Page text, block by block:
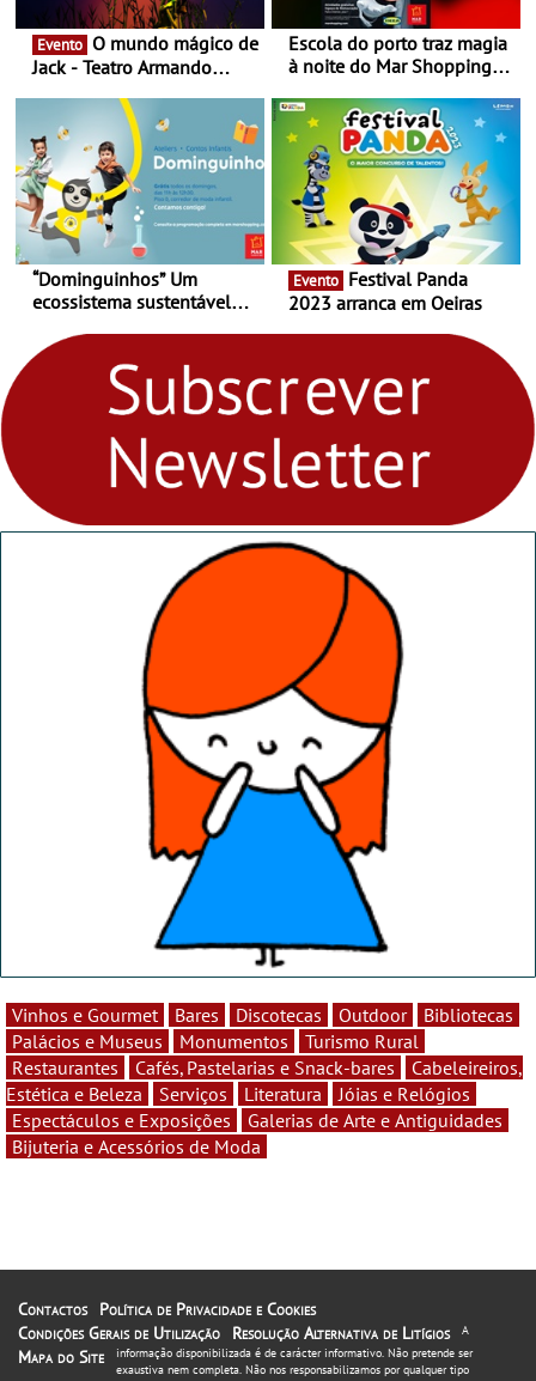
Evento
Jack - Teatro Armando
Escola do porto traz magia
à noite do Mar Shopping
29 de abril, às 21h00
“Dominguinhos” Um
ecossistema sustentável
fores - Atelier de Educação
Ambiental nos
“Dominguinhos” de 23 de
Evento
2023 arranca em Oeiras
Vinhos e Gourmet Bares Discotecas Outdoor
Bibliotecas
Palácios e Museus
Monumentos
Turismo Rural
Restaurantes
Cafés, Pastelarias e Snack-bares
Cabeleireiros,
Estética e Beleza
Serviços Literatura
Jóias e Relógios
Espectáculos e Exposições
Galerias de Arte e Antiguidades
Bijuteria e Acessórios de Moda
Contactos
Política de Privacidade e Cookies
Condições Gerais de Utilização
Resolução Alternativa de Litígios
Mapa do Site
A
informação disponibilizada é de carácter informativo. Não pretende ser
exaustiva nem completa. Não nos responsabilizamos por qualquer tipo